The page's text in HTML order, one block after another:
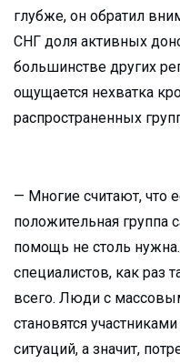
глубже, он обратил
СНГ доля активных
большинстве других
ощущается нехватка
распространенных
— Многие считают, что
положительная группа
помощь не столь
специалистов, как раз
всего. Люди с
становятся
ситуаций, а значит,